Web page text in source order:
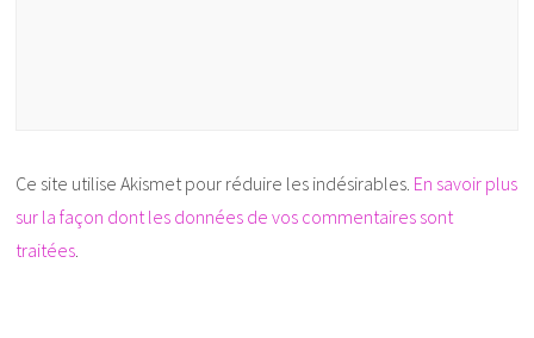
Ce site utilise Akismet pour réduire les indésirables. En savoir plus
sur la façon dont les données de vos commentaires sont
traitées.